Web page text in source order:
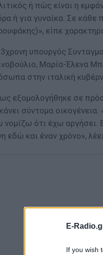
E-
If you wish
ή πώς είναι η
ή για γυναίκα. Σε κάθε
είπε
υπουργός
Μαρία-Έλενα
στην ιταλική
εξομολογήθηκε σε
σύντομα
νομίζω ότι έχω αργήσει.
εδώ και έναν χρόνο»,